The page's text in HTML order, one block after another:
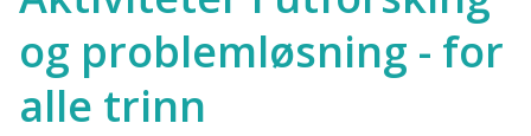
og problemløsning - for
alle trinn